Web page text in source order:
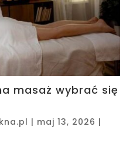
masaż wybrać się
| maj 13, 2026 |